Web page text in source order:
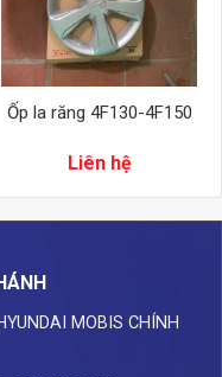
Ốp la răng 4F130-4F150
Liên hệ
MOBIS CHÍNH